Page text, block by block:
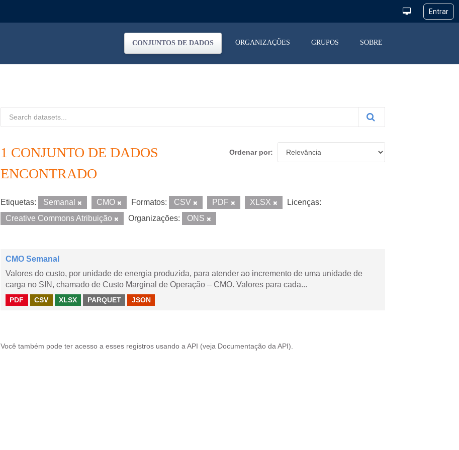
CONJUNTOS DE DADOS ORGANIZAÇÕES GRUPOS SOBRE
Ordenar por
1 CONJUNTO DE DADOS
ENCONTRADO
Etiquetas: Semanal CMO Formatos: CSV PDF XLSX
Licenças:
Creative Commons Atribuição
Organizações: ONS
CMO Semanal
Valores do custo, por unidade de energia produzida, para atender ao incremento de uma unidade de
carga no SIN, chamado de Custo Marginal de Operação – CMO. Valores para cada...
PDF CSV XLSX PARQUET JSON
Você também pode ter acesso a esses registros usando a API (veja Documentação da API ).